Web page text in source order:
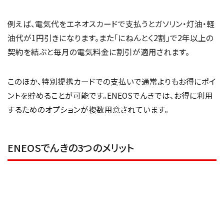
例えば、電気代をエネオスカードで支払うとガソリン・灯油・軽
油代が1円引きになります。また「にねんとく2割」で2年以上の
契約を結ぶと毎月の電気料金に割引が適用されます。
このほか、特別提携カードでの支払いで通常よりもお得にポイ
ントを貯めることが可能です。ENEOSでんきでは、お得に利用
するためのオプションが複数用意されています。
ENEOSでんきの3つのメリット